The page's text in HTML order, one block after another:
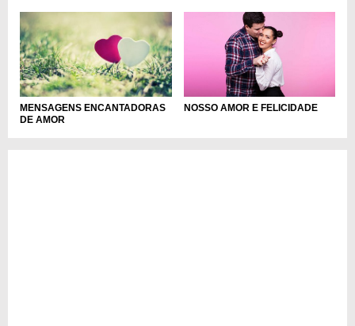
MENSAGENS ENCANTADORAS
DE AMOR
NOSSO AMOR E FELICIDADE